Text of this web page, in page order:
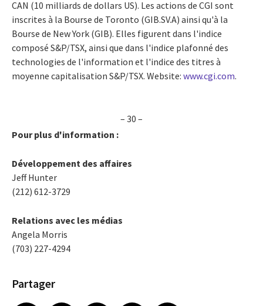
CAN (10 milliards de dollars US). Les actions de CGI sont
inscrites à la Bourse de Toronto (GIB.SV.A) ainsi qu'à la
Bourse de New York (GIB). Elles figurent dans l'indice
composé S&P/TSX, ainsi que dans l'indice plafonné des
technologies de l'information et l'indice des titres à
moyenne capitalisation S&P/TSX. Website: www.cgi.com.
– 30 –
Pour plus d'information :
Développement des affaires
Jeff Hunter
(212) 612-3729
Relations avec les médias
Angela Morris
(703) 227-4294
Partager